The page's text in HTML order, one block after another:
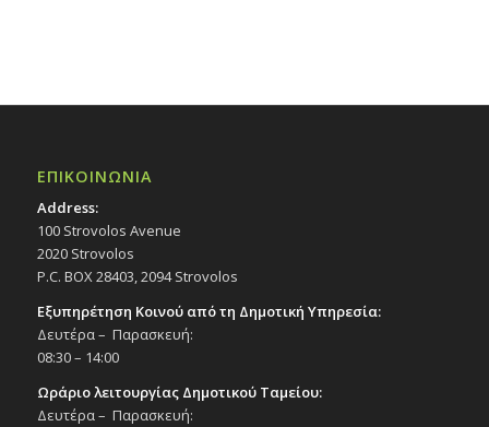
ΕΠΙΚΟΙΝΩΝΙΑ
Address:
100 Strovolos Avenue
2020 Strovolos
P.C. BOX 28403, 2094 Strovolos
Εξυπηρέτηση Κοινού από τη Δημοτική Υπηρεσία:
Δευτέρα – Παρασκευή:
08:30 – 14:00
Ωράριο λειτουργίας Δημοτικού Ταμείου:
Δευτέρα – Παρασκευή: